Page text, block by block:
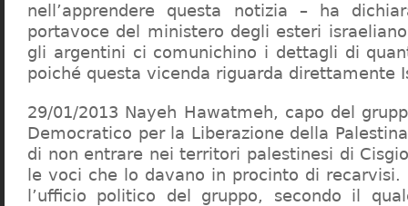
nell’apprendere questa notizia – ha
portavoce del ministero degli esteri
gli argentini ci comunichino i dettagli di
poiché questa vicenda riguarda direttamente
29/01/2013 Nayeh Hawatmeh, capo del
Democratico per la Liberazione della
di non entrare nei territori palestinesi di
le voci che lo davano in procinto di
l’ufficio politico del gruppo, secondo il